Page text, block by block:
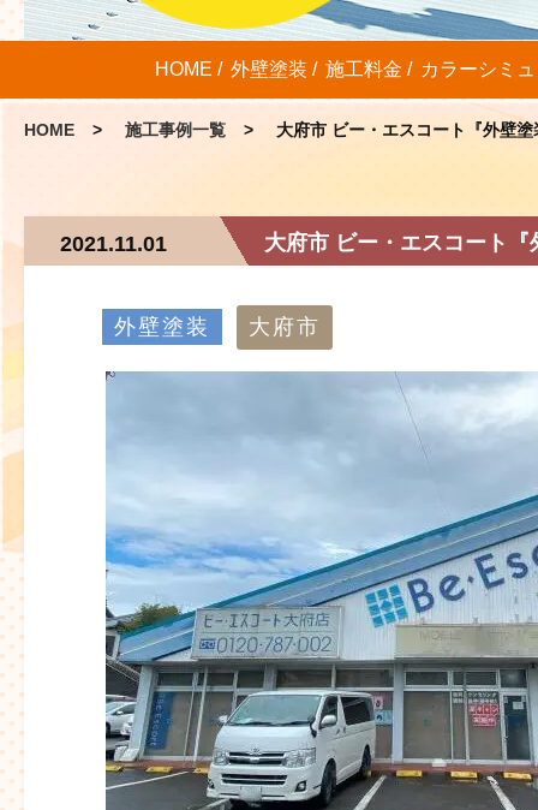
HOME 外壁塗装 施工料金 カラーシミ
HOME 施工事例一覧 大府市 ビー・エスコート『外壁塗
大府市 ビー・エスコート『
2021.11.01
外壁塗装 大府市